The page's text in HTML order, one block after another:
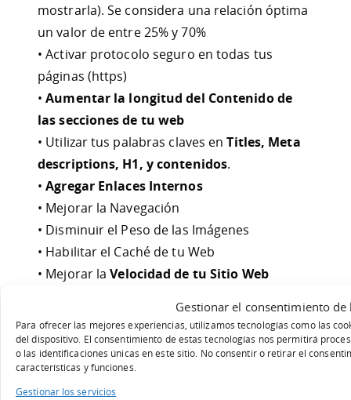
Gestionar el consentimiento de
Para ofrecer las mejores experiencias, utilizamos tecnologías como las
del dispositivo. El consentimiento de estas tecnologías nos permitirá
o las identificaciones únicas en este sitio. No consentir o retirar el
características y funciones.
Gestionar los servicios
mostrarla). Se considera una relación óptima
un valor de entre 25% y 70%
• Activar protocolo seguro en todas tus
páginas (https)
•Aumentar la longitud del Contenido de
las secciones de tu web
• Utilizar tus palabras claves enTitles, Meta
descriptions, H1, y contenidos.
•Agregar Enlaces Internos
• Mejorar la Navegación
• Disminuir el Peso de las Imágenes
• Habilitar el Caché de tu Web
• Mejorar laVelocidad de tu Sitio Web
Compartir: